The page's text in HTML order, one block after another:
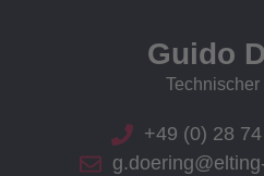
Guido
Technischer
+49 (0) 28